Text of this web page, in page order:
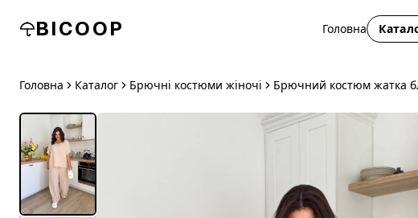
BICOOP Головна
Головна Каталог Брючні костюми жіночі Брючний костюм жатка